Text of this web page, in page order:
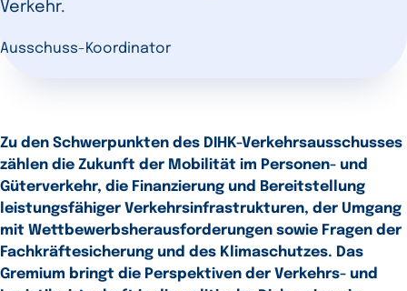
Verkehr.
Ausschuss-Koordinator
Zu den Schwerpunkten des DIHK-Verkehrsausschusses
zählen die Zukunft der Mobilität im Personen- und
Güterverkehr, die Finanzierung und Bereitstellung
leistungsfähiger Verkehrsinfrastrukturen, der Umgang
mit Wettbewerbsherausforderungen sowie Fragen der
Fachkräftesicherung und des Klimaschutzes. Das
Gremium bringt die Perspektiven der Verkehrs- und